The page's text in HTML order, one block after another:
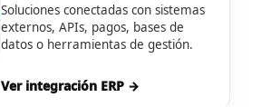
Soluciones conectadas con sistemas
externos, APIs, pagos, bases de
datos o herramientas de gestión.
Ver integración ERP →